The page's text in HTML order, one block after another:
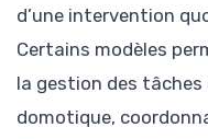
d’une intervention
Certains modèles
la gestion des
domotique,